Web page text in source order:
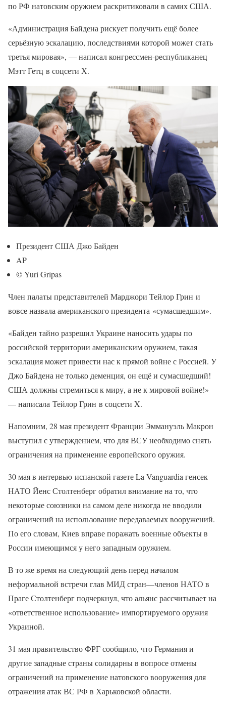
по РФ натовским оружием раскритиковали в самих США.
«Администрация Байдена рискует получить ещё более
серьёзную эскалацию, последствиями которой может стать
третья мировая», — написал конгрессмен-республиканец
Мэтт Гетц в соцсети Х.
Президент США Джо Байден
AP
© Yuri Gripas
Член палаты представителей Марджори Тейлор Грин и
вовсе назвала американского президента «сумасшедшим».
«Байден тайно разрешил Украине наносить удары по
российской территории американским оружием, такая
эскалация может привести нас к прямой войне с Россией. У
Джо Байдена не только деменция, он ещё и сумасшедший!
США должны стремиться к миру, а не к мировой войне!»
— написала Тейлор Грин в соцсети X.
Напомним, 28 мая президент Франции Эммануэль Макрон
выступил с утверждением, что для ВСУ необходимо снять
ограничения на применение европейского оружия.
30 мая в интервью испанской газете La Vanguardia генсек
НАТО Йенс Столтенберг обратил внимание на то, что
некоторые союзники на самом деле никогда не вводили
ограничений на использование передаваемых вооружений.
По его словам, Киев вправе поражать военные объекты в
России имеющимся у него западным оружием.
В то же время на следующий день перед началом
неформальной встречи глав МИД стран—членов НАТО в
Праге Столтенберг подчеркнул, что альянс рассчитывает на
«ответственное использование» импортируемого оружия
Украиной.
31 мая правительство ФРГ сообщило, что Германия и
другие западные страны солидарны в вопросе отмены
ограничений на применение натовского вооружения для
отражения атак ВС РФ в Харьковской области.